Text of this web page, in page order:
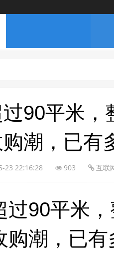
90平米，
潮，已有
23 22:16:28 903 互联
过90平米
购潮，已